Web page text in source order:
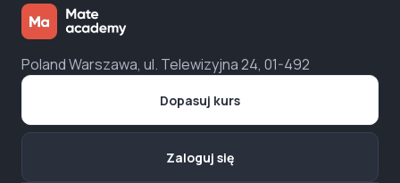
Poland Warszawa, ul. Telewizyjna 24, 01-492
Dopasuj kurs
Zaloguj się